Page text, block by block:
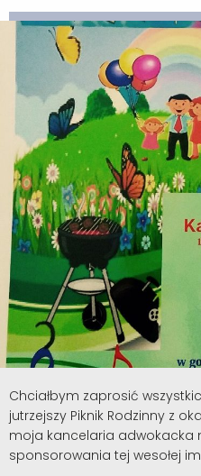
Chciałbym zaprosić
jutrzejszy Piknik Rodzinny z
moja kancelaria adwokacka
sponsorowania tej wesołej